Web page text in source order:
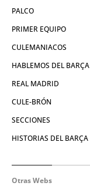
PALCO
PRIMER EQUIPO
CULEMANIACOS
HABLEMOS DEL BARÇA
REAL MADRID
CULE-BRÓN
SECCIONES
HISTORIAS DEL BARÇA
Otras Webs